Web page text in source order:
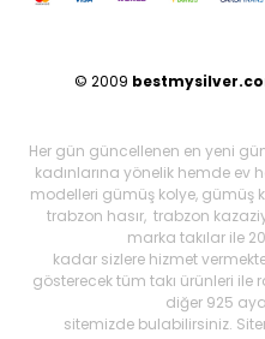
© 2009
Her gün güncellenen en yeni
kadınlarına yönelik hemde ev
modelleri gümüş kolye, gümüş
trabzon hasır, trabzon
marka takılar ile
kadar sizlere hizmet
gösterecek tüm takı ürünleri
diğer 925
sitemizde bulabilirsiniz.